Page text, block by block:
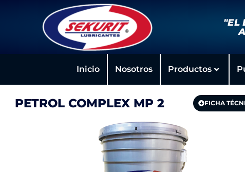
"EL
Inicio Nosotros Productos
PETROL COMPLEX MP 2 FICHA